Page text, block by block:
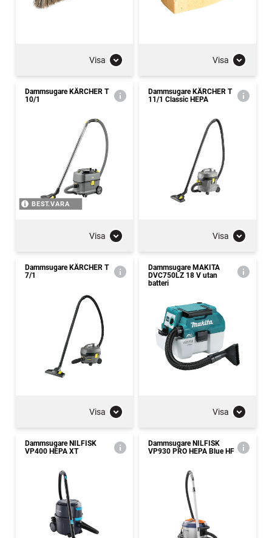
Visa Visa
Dammsugare KÄRCHER T
10/1
BEST.VARA
Visa
Dammsugare KÄRCHER T
11/1 Classic HEPA
Visa
Dammsugare KÄRCHER T
7/1
Visa
Dammsugare MAKITA
DVC750LZ 18 V utan
batteri
Visa
Dammsugare NILFISK
VP400 HEPA XT
Dammsugare NILFISK
VP930 PRO HEPA Blue HF